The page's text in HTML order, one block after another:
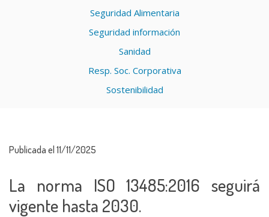
Seguridad Alimentaria
Seguridad información
Sanidad
Resp. Soc. Corporativa
Sostenibilidad
Publicada el 11/11/2025
La norma ISO 13485:2016 seguirá
vigente hasta 2030.